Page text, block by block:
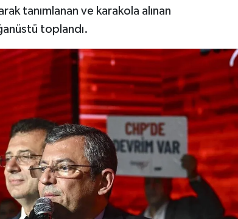
tanımlanan ve karakola alınan
toplandı.